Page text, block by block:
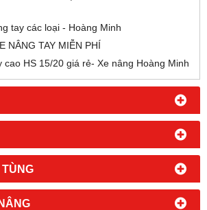
tay các loại - Hoàng Minh
NÂNG TAY MIỄN PHÍ
cao HS 15/20 giá rẻ- Xe nâng Hoàng Minh